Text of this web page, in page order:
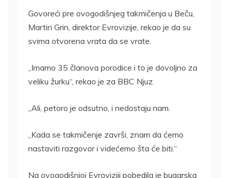
Govoreći pre ovogodišnjeg takmičenja u Beču,
Martin Grin, direktor Evrovizije, rekao je da su
svima otvorena vrata da se vrate.
„Imamo 35 članova porodice i to je dovoljno za
veliku žurku“, rekao je za BBC Njuz.
„Ali, petoro je odsutno, i nedostaju nam.
„Kada se takmičenje završi, znam da ćemo
nastaviti razgovor i videćemo šta će biti.“
Na ovogodišnjoj Evroviziji pobedila je bugarska